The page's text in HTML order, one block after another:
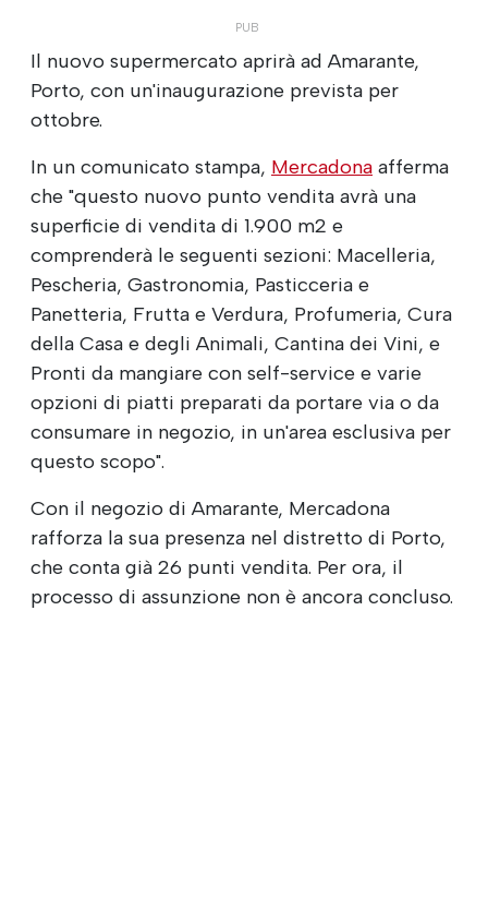
Il nuovo supermercato aprirà ad Amarante,
Porto, con un'inaugurazione prevista per
ottobre.
In un comunicato stampa, Mercadona afferma
che "questo nuovo punto vendita avrà una
superficie di vendita di 1.900 m2 e
comprenderà le seguenti sezioni: Macelleria,
Pescheria, Gastronomia, Pasticceria e
Panetteria, Frutta e Verdura, Profumeria, Cura
della Casa e degli Animali, Cantina dei Vini, e
Pronti da mangiare con self-service e varie
opzioni di piatti preparati da portare via o da
consumare in negozio, in un'area esclusiva per
questo scopo".
Con il negozio di Amarante, Mercadona
rafforza la sua presenza nel distretto di Porto,
che conta già 26 punti vendita. Per ora, il
processo di assunzione non è ancora concluso.